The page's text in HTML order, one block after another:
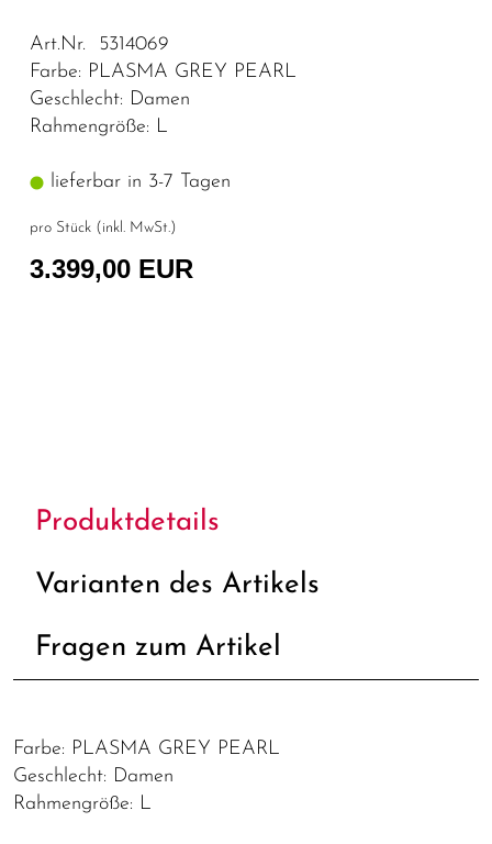
Art.Nr. 5314069
Farbe: PLASMA GREY PEARL
Geschlecht: Damen
Rahmengröße: L
lieferbar in 3-7 Tagen
pro Stück (inkl. MwSt.)
3.399,00 EUR
Produktdetails
Varianten des Artikels
Fragen zum Artikel
Farbe: PLASMA GREY PEARL
Geschlecht: Damen
Rahmengröße: L